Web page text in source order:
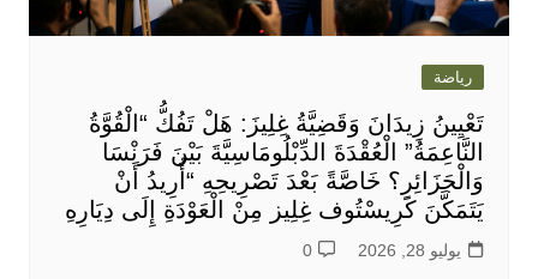
رياضة
تَعْيِينُ زِيدَانَ وَقَضِيَّةُ غِلِيزَ: هَلْ تَفُكُّ “الْقُوَّةُ
النَّاعِمَةُ” الْعُقْدَةَ الدِّبْلُومَاسِيَّةَ بَيْنَ فَرَنْسَا
وَالْجَزَائِرِ؟ خَاصَّةً بَعْدَ تَصْرِيحِهِ “أُرِيدُ أَنْ
يَتَمَكَّنَ كَرِيسْتُوف غِلِيز مِنْ الْعَوْدَةِ إِلَى دِيَارِهِ
يوليو 28, 2026 0